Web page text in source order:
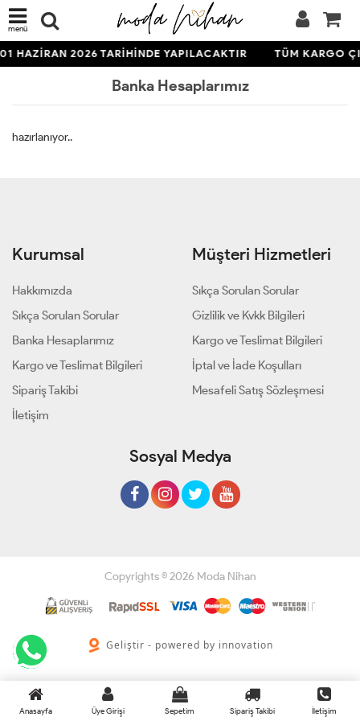
menü
HAZİRAN 2026 TARİHİNDE YAPILACAKTIR TÜM KARGO
Banka Hesaplarımız
hazırlanıyor..
Kurumsal
Hakkımızda
Sıkça Sorulan Sorular
Banka Hesaplarımız
Kargo ve Teslimat Bilgileri
Sipariş Takibi
İletişim
Müşteri Hizmetleri
Sıkça Sorulan Sorular
Gizlilik ve Kvkk Bilgileri
Kargo ve Teslimat Bilgileri
İptal ve İade Koşulları
Mesafeli Satış Sözleşmesi
Sosyal Medya
Copyrights © 2026 Moda Nihan
Geliştir - powered by innovation
Anasayfa Üye Girişi Sepetim Sipariş Takibi İletişim